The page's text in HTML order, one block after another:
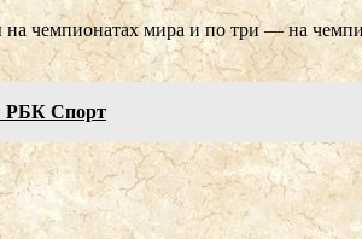
на чемпионатах мира и по три — на
РБК Спорт